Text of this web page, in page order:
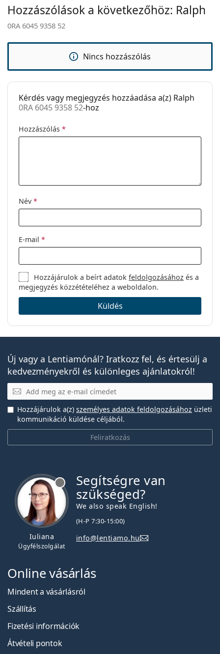
választáshoz.
Ez orvostechnikai eszköz. Használat előtt olvasd el a
Állítható
Igen
Igen
Tisztítókendő:
Igen
Egyéb
Nem:
Női
Márka:
Hozzászólások a következőhöz: Ralph
0RA 6045 9358 52
Nincs hozzászólás
Kérdés vagy megjegyzés hozzáadása a(z) Ralph
0RA 6045 9358 52-hoz
Hozzászólás *
Név *
E-mail *
Hozzájárulok a beírt adatokfeldolgozásához és a
megjegyzés közzétételéhez a weboldalon.
Küldés
Új vagy a Lentiamónál? Iratkozz fel, és értesülj a
kedvezményekről és különleges ajánlatokról!
E-mail
Feliratkozás
Hozzájárulok a(z) személyes adatok feldolgozásához üzleti
kommunikáció küldése céljából.
Iuliana
Ügyfélszolgálat
Segítségre van
szükséged?
We also speak English!
(H-P 7:30-15:00)
info@lentiamo.hu
Online vásárlás
Mindent a vásárlásról
Szállítás
Fizetési információk
Átvételi pontok